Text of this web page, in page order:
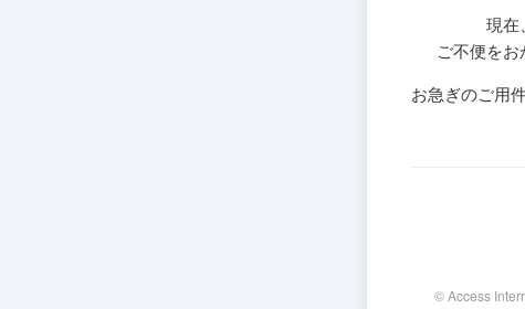
現在
ご不便を
お急ぎのご用
© Access